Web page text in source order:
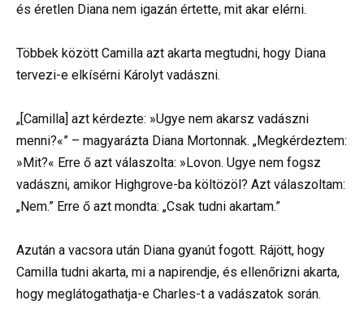
és éretlen Diana nem igazán értette, mit akar elérni.
Többek között Camilla azt akarta megtudni, hogy Diana
tervezi-e elkísérni Károlyt vadászni.
„[Camilla] azt kérdezte: »Ugye nem akarsz vadászni
menni?«” – magyarázta Diana Mortonnak. „Megkérdeztem:
»Mit?« Erre ő azt válaszolta: »Lovon. Ugye nem fogsz
vadászni, amikor Highgrove-ba költözöl? Azt válaszoltam:
„Nem.” Erre ő azt mondta: „Csak tudni akartam.”
Azután a vacsora után Diana gyanút fogott. Rájött, hogy
Camilla tudni akarta, mi a napirendje, és ellenőrizni akarta,
hogy meglátogathatja-e Charles-t a vadászatok során.